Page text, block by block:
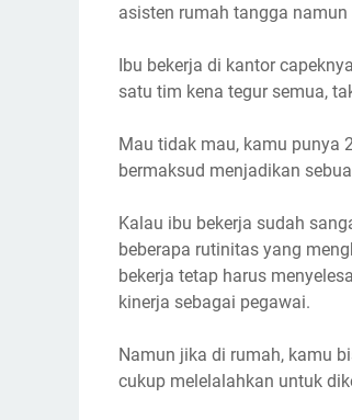
asisten rumah tangga
Ibu bekerja di kantor
satu tim kena tegur semua,
Mau tidak mau, kamu punya
bermaksud menjadikan
Kalau ibu bekerja sudah
beberapa rutinitas yang
bekerja tetap harus
kinerja sebagai pegawai.
Namun jika di rumah, kamu
cukup melelalahkan untuk